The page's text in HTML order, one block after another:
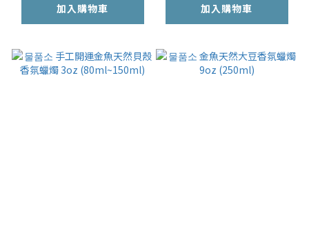
加入購物車 加入購物車